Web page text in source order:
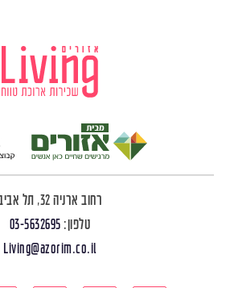
רחוב ארניה 32, תל אביב
טלפון: 03-5632695
Living@azorim.co.il